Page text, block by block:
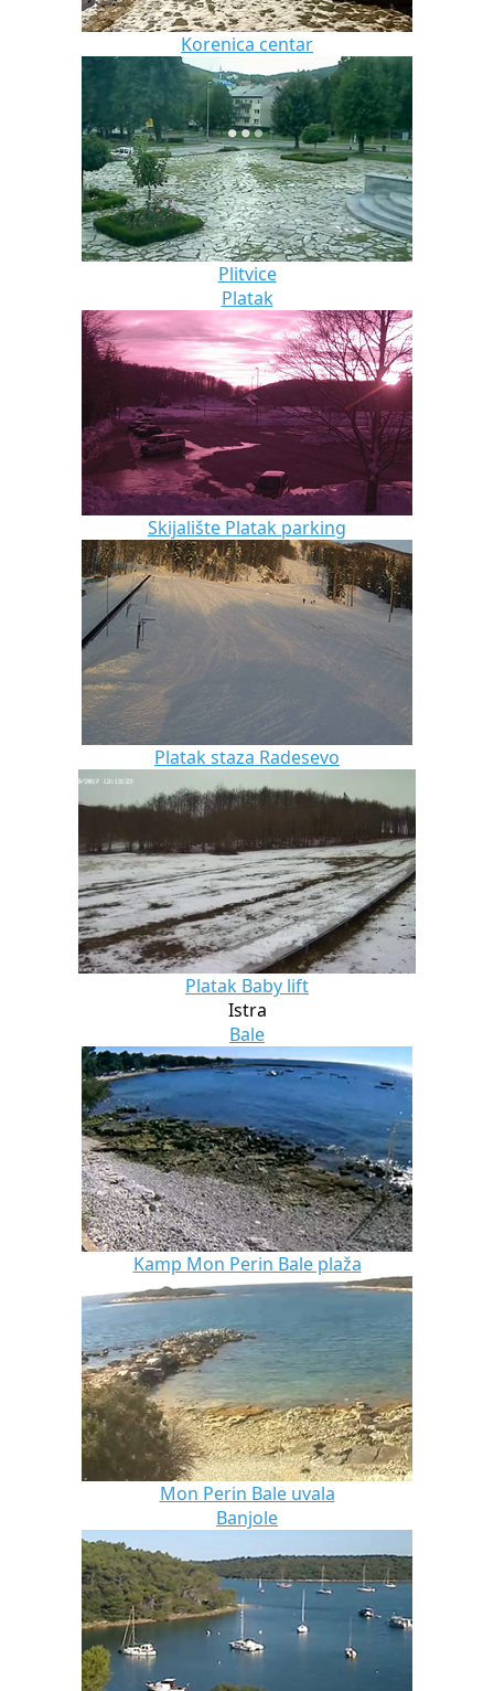
Korenica centar
Plitvice
Platak
Skijalište Platak parking
Platak staza Radesevo
Platak Baby lift
Istra
Bale
Kamp Mon Perin Bale plaža
Mon Perin Bale uvala
Banjole